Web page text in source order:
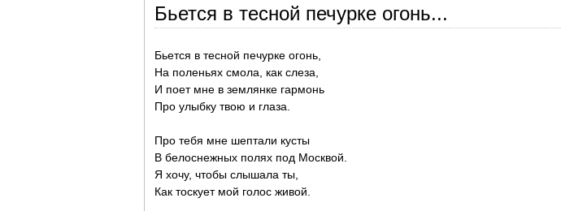
Бьется в тесной печурке огонь...
Бьется в тесной печурке огонь,
На поленьях смола, как слеза,
И поет мне в землянке гармонь
Про улыбку твою и глаза.
Про тебя мне шептали кусты
В белоснежных полях под Москвой.
Я хочу, чтобы слышала ты,
Как тоскует мой голос живой.